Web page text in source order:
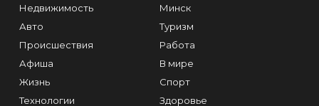
Недвижимость
Авто
Происшествия
Афиша
Жизнь
Технологии
Минск
Туризм
Работа
В мире
Спорт
Здоровье